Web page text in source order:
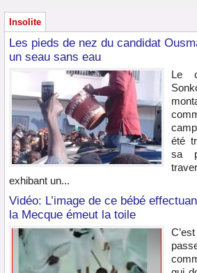
Insolite
Les pieds de nez du candidat
un seau sans eau
Le
été
sa
exhibant un...
Vidéo: L’image de ce bébé
la Mecque émeut la toile